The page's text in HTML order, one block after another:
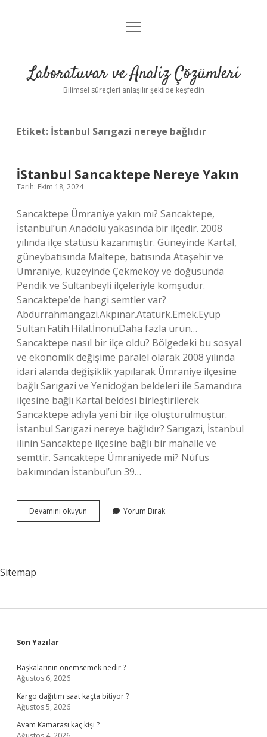
Anasayfa
Yasal Uyarı
menüyü
Laboratuvar ve Analiz Çözümleri
Bilimsel süreçleri anlaşılır şekilde keşfedin
Etiket: İstanbul Sarıgazi nereye bağlıdır
İStanbul Sancaktepe Nereye Yakın
Tarih: Ekim 18, 2024
Sancaktepe Ümraniye yakın mı? Sancaktepe,
İstanbul’un Anadolu yakasında bir ilçedir. 2008
yılında ilçe statüsü kazanmıştır. Güneyinde Kartal,
güneybatısında Maltepe, batısında Ataşehir ve
Ümraniye, kuzeyinde Çekmeköy ve doğusunda
Pendik ve Sultanbeyli ilçeleriyle komşudur.
Sancaktepe’de hangi semtler var?
Abdurrahmangazi.Akpınar.Atatürk.Emek.Eyüp
Sultan.Fatih.Hilal.İnönüDaha fazla ürün…
Sancaktepe nasıl bir ilçe oldu? Bölgedeki bu sosyal
ve ekonomik değişime paralel olarak 2008 yılında
idari alanda değişiklik yapılarak Ümraniye ilçesine
bağlı Sarıgazi ve Yenidoğan beldeleri ile Samandıra
ilçesine bağlı Kartal beldesi birleştirilerek
Sancaktepe adıyla yeni bir ilçe oluşturulmuştur.
İstanbul Sarıgazi nereye bağlıdır? Sarıgazi, İstanbul
ilinin Sancaktepe ilçesine bağlı bir mahalle ve
semttir. Sancaktepe Ümraniyede mi? Nüfus
bakımından İstanbul’un 39…
Devamını okuyun İStanbul
Sancaktepe
Yorum Bırak
Sitemap
Sidebar
Son Yazılar
Başkalarının önemsemek nedir ?
Ağustos 6, 2026
Kargo dağıtım saat kaçta bitiyor ?
Ağustos 5, 2026
Avam Kamarası kaç kişi ?